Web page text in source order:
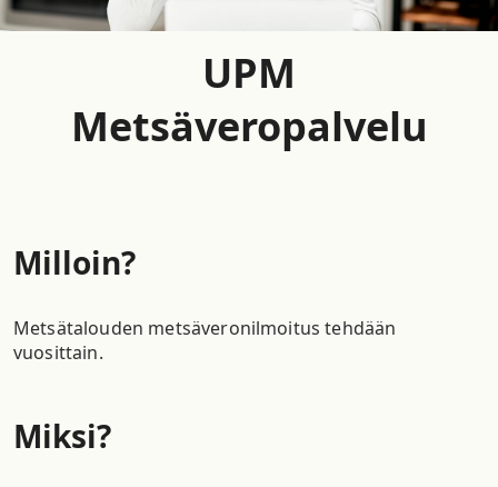
UPM
Metsäveropalvelu
Milloin?
Metsätalouden metsäveronilmoitus tehdään
vuosittain.
Miksi?